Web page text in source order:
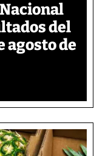
del
agosto de